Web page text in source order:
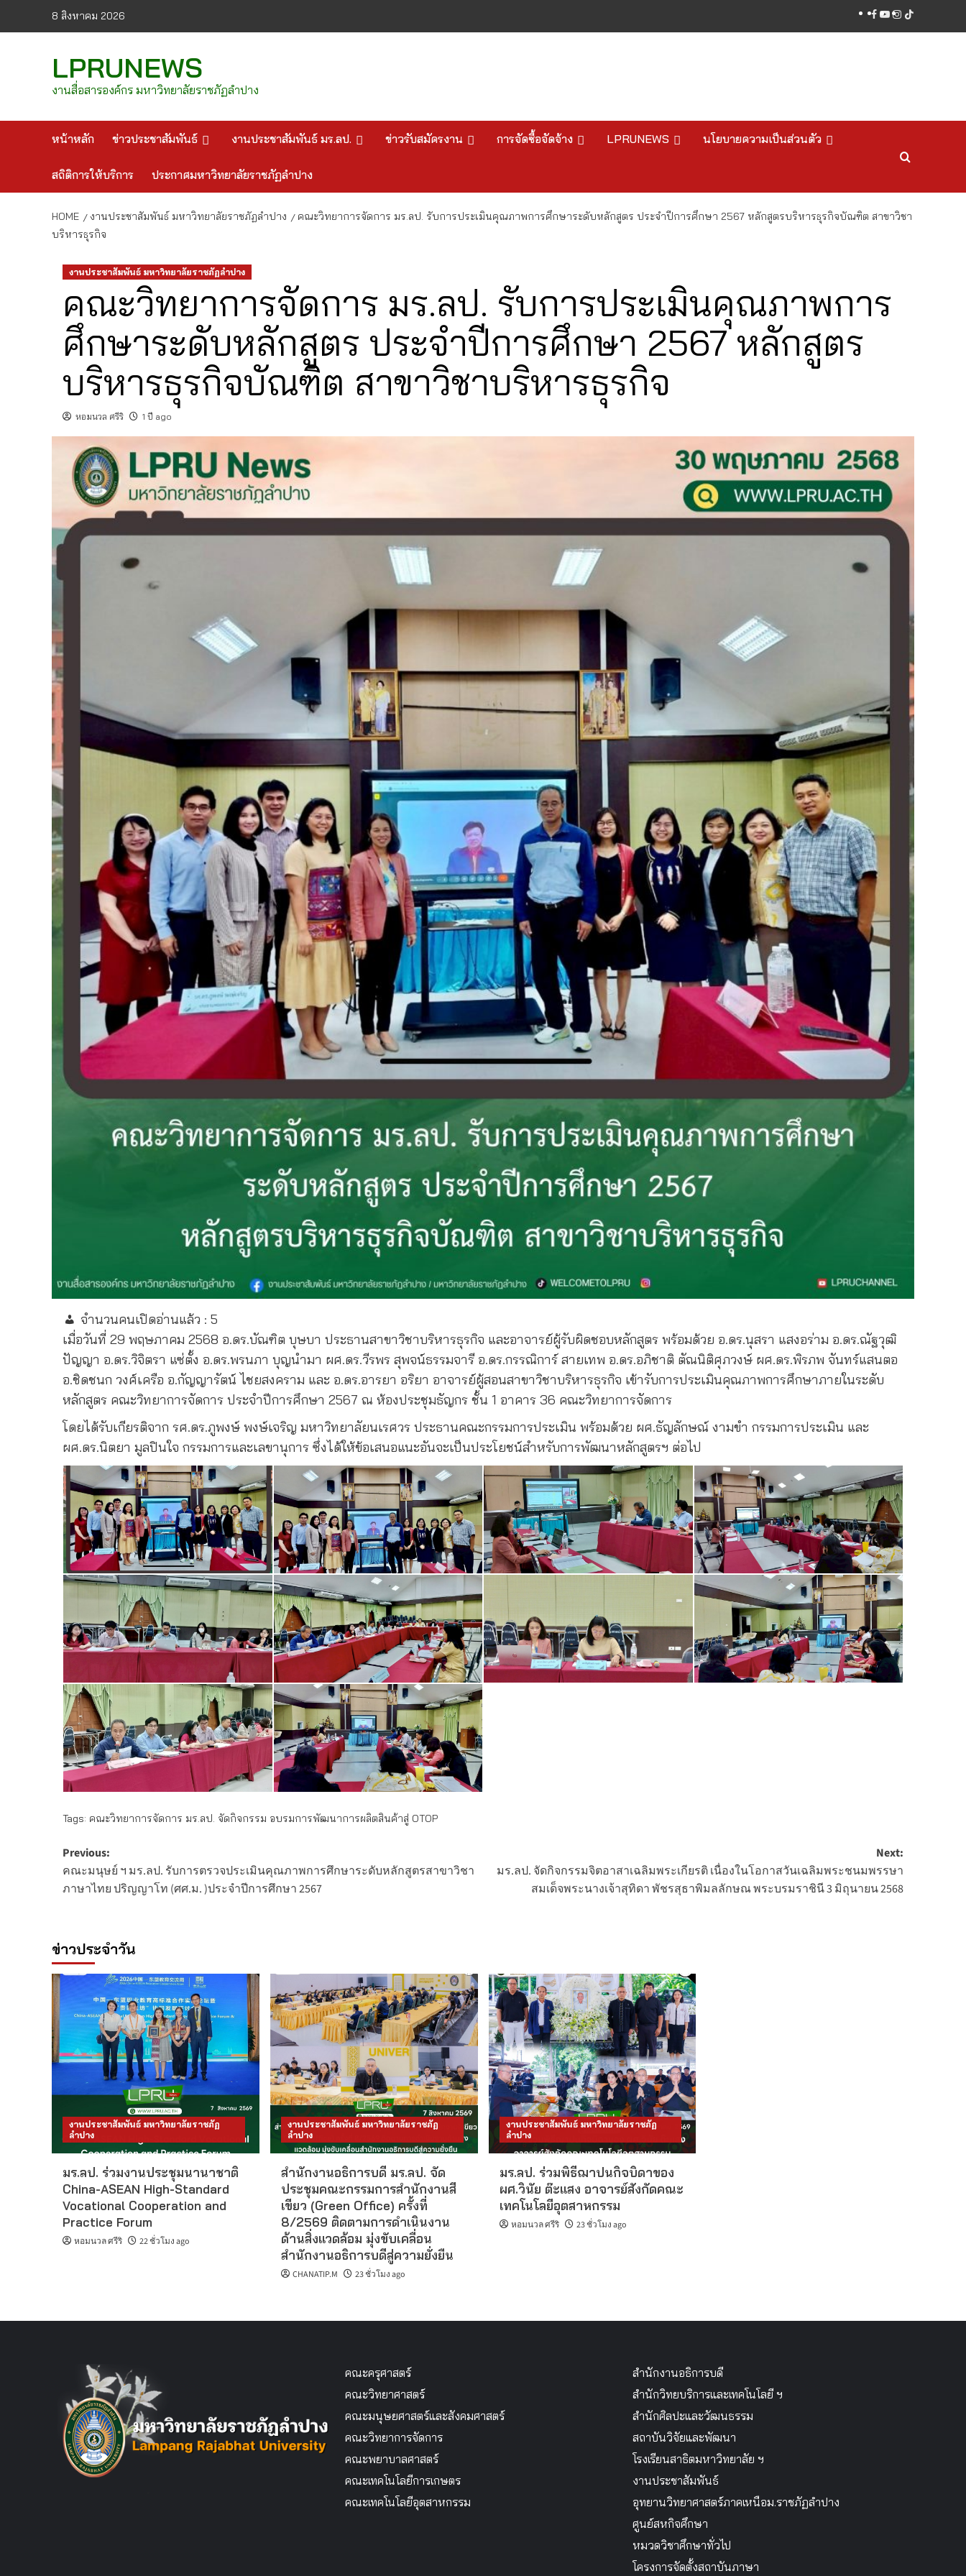
8 สิงหาคม 2026 facebook
youtube
instagram
tiktok
LPRUNEWS
งานสื่อสารองค์กร มหาวิทยาลัยราชภัฏลำปาง
หน้าหลัก ข่าวประชาสัมพันธ์ งานประชาสัมพันธ์ มร.ลป. ข่าวรับสมัครงาน การจัดซื้อจัดจ้าง LPRUNEWS นโยบายความเป็นส่วนตัว
สถิติการให้บริการ ประกาศมหาวิทยาลัยราชภัฏลำปาง
HOME งานประชาสัมพันธ์ มหาวิทยาลัยราชภัฏลำปาง
คณะวิทยาการจัดการ มร.ลป. รับการประเมินคุณภาพการศึกษาระดับหลักสูตร ประจำปีการศึกษา 2567 หลักสูตรบริหารธุรกิจบัณฑิต สาขาวิชา
บริหารธุรกิจ
งานประชาสัมพันธ์ มหาวิทยาลัยราชภัฏลำปาง
คณะวิทยาการจัดการ มร.ลป. รับการประเมินคุณภาพการ
ศึกษาระดับหลักสูตร ประจำปีการศึกษา 2567 หลักสูตร
บริหารธุรกิจบัณฑิต สาขาวิชาบริหารธุรกิจ
หอมนวล ศรีริ 1 ปี ago
จำนวนคนเปิดอ่านแล้ว : 5
เมื่อวันที่ 29 พฤษภาคม 2568 อ.ดร.บัณฑิต บุษบา ประธานสาขาวิชาบริหารธุรกิจ และอาจารย์ผู้รับผิดชอบหลักสูตร พร้อมด้วย อ.ดร.นุสรา แสงอร่าม อ.ดร.ณัฐวุฒิ
ปัญญา อ.ดร.วิจิตรา แซ่ตั้ง อ.ดร.พรนภา บุญนำมา ผศ.ดร.วีรพร สุพจน์ธรรมจารี อ.ดร.กรรณิการ์ สายเทพ อ.ดร.อภิชาติ ตัณนิติศุภวงษ์ ผศ.ดร.พิรภพ จันทร์แสนตอ
อ.ชิดชนก วงศ์เครือ อ.กัญญารัตน์ ไชยสงคราม และ อ.ดร.อารยา อริยา อาจารย์ผู้สอนสาขาวิชาบริหารธุรกิจ เข้ารับการประเมินคุณภาพการศึกษาภายในระดับ
หลักสูตร คณะวิทยาการจัดการ ประจำปีการศึกษา 2567 ณ ห้องประชุมธัญกร ชั้น 1 อาคาร 36 คณะวิทยาการจัดการ
โดยได้รับเกียรติจาก รศ.ดร.ภูพงษ์ พงษ์เจริญ มหาวิทยาลัยนเรศวร ประธานคณะกรรมการประเมิน พร้อมด้วย ผศ.ธัญลักษณ์ งามขำ กรรมการประเมิน และ
ผศ.ดร.นิตยา มูลปินใจ กรรมการและเลขานุการ ซึ่งได้ให้ข้อเสนอแนะอันจะเป็นประโยชน์สำหรับการพัฒนาหลักสูตรฯ ต่อไป
Tags: คณะวิทยาการจัดการ มร.ลป. จัดกิจกรรม อบรมการพัฒนาการผลิตสินค้าสู่ OTOP
Post
navigation
Previous:
คณะมนุษย์ ฯ มร.ลป. รับการตรวจประเมินคุณภาพการศึกษาระดับหลักสูตรสาขาวิชา
ภาษาไทย ปริญญาโท (ศศ.ม. )ประจำปีการศึกษา 2567
Next:
มร.ลป. จัดกิจกรรมจิตอาสาเฉลิมพระเกียรติ เนื่องในโอกาสวันเฉลิมพระชนมพรรษา
สมเด็จพระนางเจ้าสุทิดา พัชรสุธาพิมลลักษณ พระบรมราชินี 3 มิถุนายน 2568
ข่าวประจำวัน
งานประชาสัมพันธ์ มหาวิทยาลัยราชภัฏ
ลำปาง
มร.ลป. ร่วมงานประชุมนานาชาติ
China-ASEAN High-Standard
Vocational Cooperation and
Practice Forum
หอมนวล ศรีริ 22 ชั่วโมง ago
งานประชาสัมพันธ์ มหาวิทยาลัยราชภัฏ
ลำปาง
สำนักงานอธิการบดี มร.ลป. จัด
ประชุมคณะกรรมการสำนักงานสี
เขียว (Green Office) ครั้งที่
8/2569 ติดตามการดำเนินงาน
ด้านสิ่งแวดล้อม มุ่งขับเคลื่อน
สำนักงานอธิการบดีสู่ความยั่งยืน
CHANATIP.M 23 ชั่วโมง ago
งานประชาสัมพันธ์ มหาวิทยาลัยราชภัฏ
ลำปาง
มร.ลป. ร่วมพิธีฌาปนกิจบิดาของ
ผศ.วินัย ต๊ะแสง อาจารย์สังกัดคณะ
เทคโนโลยีอุตสาหกรรม
หอมนวล ศรีริ 23 ชั่วโมง ago
คณะครุศาสตร์
คณะวิทยาศาสตร์
คณะมนุษยศาสตร์และสังคมศาสตร์
คณะวิทยาการจัดการ
คณะพยาบาลศาสตร์
คณะเทคโนโลยีการเกษตร
คณะเทคโนโลยีอุตสาหกรรม
สำนักงานอธิการบดี
สำนักวิทยบริการและเทคโนโลยี ฯ
สำนักศิลปะและวัฒนธรรม
สถาบันวิจัยและพัฒนา
โรงเรียนสาธิตมหาวิทยาลัย ฯ
งานประชาสัมพันธ์
อุทยานวิทยาศาสตร์ภาคเหนือม.ราชภัฏลำปาง
ศูนย์สหกิจศึกษา
หมวดวิชาศึกษาทั่วไป
โครงการจัดตั้งสถาบันภาษา